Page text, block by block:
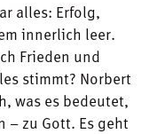
alles: Erfolg,
innerlich leer.
Frieden und
stimmt? Norbert
was es bedeutet,
– zu Gott. Es geht